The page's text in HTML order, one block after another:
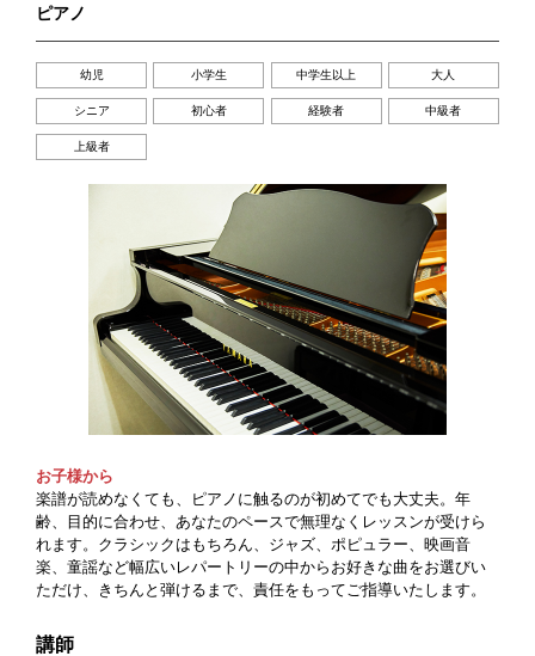
ピアノ
幼児 小学生 中学生以上 大人
シニア 初心者 経験者 中級者
上級者
お子様から
楽譜が読めなくても、ピアノに触るのが初めてでも大丈夫。年
齢、目的に合わせ、あなたのペースで無理なくレッスンが受けら
れます。クラシックはもちろん、ジャズ、ポピュラー、映画音
楽、童謡など幅広いレパートリーの中からお好きな曲をお選びい
ただけ、きちんと弾けるまで、責任をもってご指導いたします。
講師